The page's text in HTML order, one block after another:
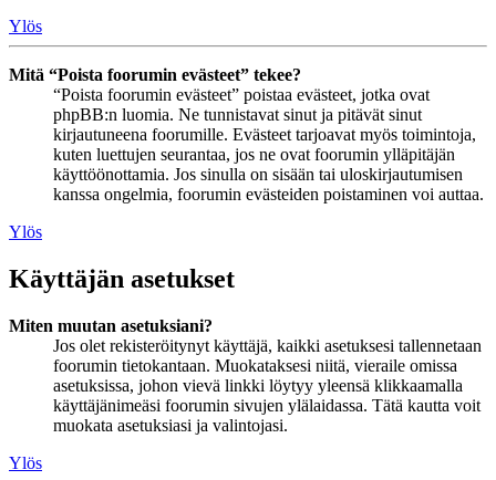
Ylös
Mitä “Poista foorumin evästeet” tekee?
“Poista foorumin evästeet” poistaa evästeet, jotka ovat
phpBB:n luomia. Ne tunnistavat sinut ja pitävät sinut
kirjautuneena foorumille. Evästeet tarjoavat myös toimintoja,
kuten luettujen seurantaa, jos ne ovat foorumin ylläpitäjän
käyttöönottamia. Jos sinulla on sisään tai uloskirjautumisen
kanssa ongelmia, foorumin evästeiden poistaminen voi auttaa.
Ylös
Käyttäjän asetukset
Miten muutan asetuksiani?
Jos olet rekisteröitynyt käyttäjä, kaikki asetuksesi tallennetaan
foorumin tietokantaan. Muokataksesi niitä, vieraile omissa
asetuksissa, johon vievä linkki löytyy yleensä klikkaamalla
käyttäjänimeäsi foorumin sivujen ylälaidassa. Tätä kautta voit
muokata asetuksiasi ja valintojasi.
Ylös